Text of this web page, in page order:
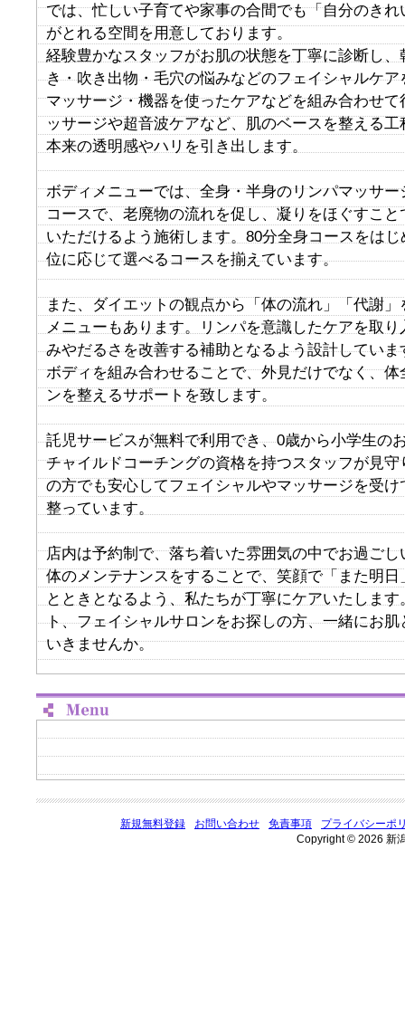
では、忙しい子育てや家事の合間でも「自分のき
がとれる空間を用意しております。
経験豊かなスタッフがお肌の状態を丁寧に診断し
き・吹き出物・毛穴の悩みなどのフェイシャルケ
マッサージ・機器を使ったケアなどを組み合わせ
ッサージや超音波ケアなど、肌のベースを整える
本来の透明感やハリを引き出します。
ボディメニューでは、全身・半身のリンパマッサ
コースで、老廃物の流れを促し、凝りをほぐすこ
いただけるよう施術します。80分全身コースをは
位に応じて選べるコースを揃えています。
また、ダイエットの観点から「体の流れ」「代謝
メニューもあります。リンパを意識したケアを取
みやだるさを改善する補助となるよう設計してい
ボディを組み合わせることで、外見だけでなく、
ンを整えるサポートを致します。
託児サービスが無料で利用でき、0歳から小学生の
チャイルドコーチングの資格を持つスタッフが見
の方でも安心してフェイシャルやマッサージを受
整っています。
店内は予約制で、落ち着いた雰囲気の中でお過ご
体のメンテナンスをすることで、笑顔で「また明
とときとなるよう、私たちが丁寧にケアいたしま
ト、フェイシャルサロンをお探しの方、一緒にお
いきませんか。
新規無料登録 お問い合わせ 免責事項
プライバシーポ
Copyright © 2026 新